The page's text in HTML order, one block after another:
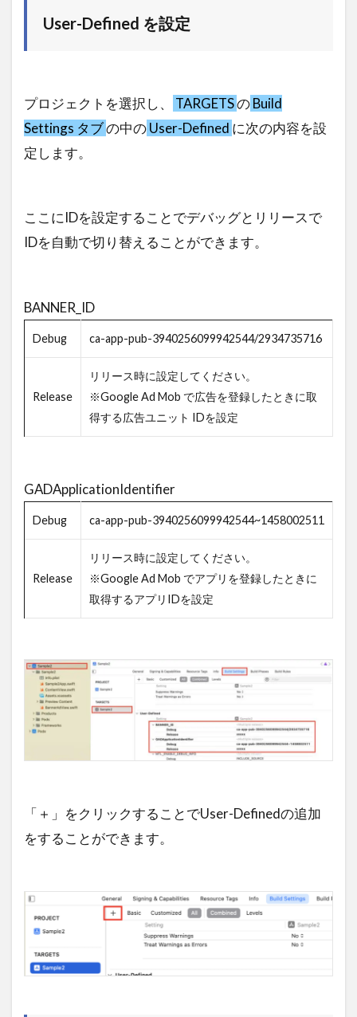
User-Defined を設定
プロジェクトを選択し、 TARGETSのBuild
Settings タブの中のUser-Defined に次の内容を設
定します。
ここにIDを設定することでデバッグとリリースで
IDを自動で切り替えることができます。
BANNER_ID
Debug ca-app-pub-3940256099942544/2934735716
Release
リリース時に設定してください。
※Google Ad Mob で広告を登録したときに取
得する広告ユニット IDを設定
GADApplicationIdentifier
Debug ca-app-pub-3940256099942544~1458002511
Release
リリース時に設定してください。
※Google Ad Mob でアプリを登録したときに
取得するアプリIDを設定
「＋」をクリックすることでUser-Definedの追加
をすることができます。